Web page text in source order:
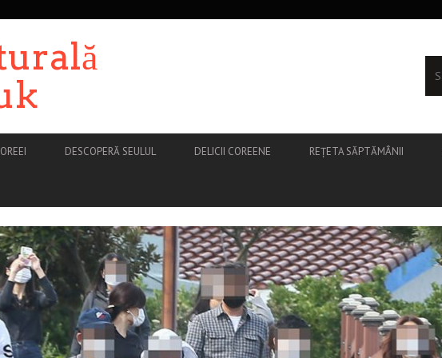
DESCOPERĂ SEULUL DELICII COREENE REȚETA SĂPTĂMÂNII